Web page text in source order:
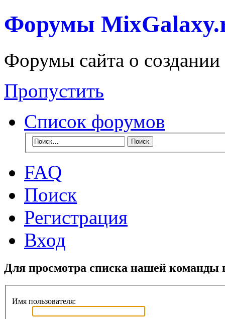
Форумы
Форумы сайта о
Пропустить
Список форумов
FAQ
Поиск
Регистрация
Вход
Для просмотра списка нашей
Имя пользователя: